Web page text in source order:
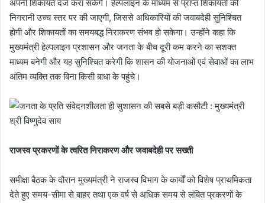
अपनी शिकायतें दर्ज करा सकेंगे। हेल्पलाइन के माध्यम से प्राप्त शिकायतों की
निगरानी उच्च स्तर पर की जाएगी, जिससे अधिकारियों की जवाबदेही सुनिश्चित
होगी और शिकायतों का समयबद्ध निराकरण संभव हो सकेगा। उन्होंने कहा कि
मुख्यमंत्री हेल्पलाइन प्रशासन और जनता के बीच दूरी कम करने का सशक्त
माध्यम बनेगी और यह सुनिश्चित करेगी कि शासन की योजनाओं एवं सेवाओं का लाभ
अंतिम व्यक्ति तक बिना किसी बाधा के पहुंचे।
राजस्व प्रकरणों के त्वरित निराकरण और जवाबदेही पर सख्ती
समीक्षा बैठक के दौरान मुख्यमंत्री ने राजस्व विभाग के कार्यों को विशेष प्राथमिकता
देते हुए समय-सीमा से बाहर तथा एक वर्ष से अधिक समय से लंबित प्रकरणों के